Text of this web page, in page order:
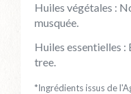
Huiles végétales :
musquée.
Huiles essentielles :
tree.
*Ingrédients issus de